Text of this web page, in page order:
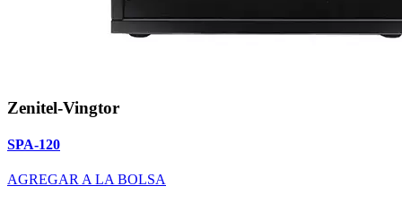
Zenitel-Vingtor
SPA-120
AGREGAR A LA BOLSA